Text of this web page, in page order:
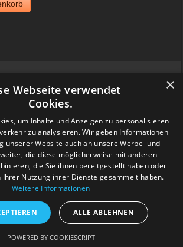
Sonntag 06. April ab 10 Uhr an der
im Volkshaus in Zürich
aus der Sammlung von Patrick! Ich bringe
usw.
© 2014. All Rights Reserved.
×
Webseite verwendet
Cookies.
um Inhalte und Anzeigen zu personalisieren
zu analysieren. Wir geben Informationen
unserer Website auch an unsere Werbe- und
die diese möglicherweise mit anderen
die Sie ihnen bereitgestellt haben oder
Ihrer Nutzung ihrer Dienste gesammelt haben.
Weitere Informationen
ALLE ABLEHNEN
POWERED BY COOKIESCRIPT